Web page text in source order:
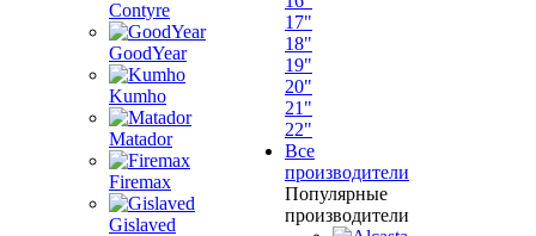
Contyre
GoodYear
Kumho
Matador
Firemax
Gislaved
17"
18"
19"
20"
21"
22"
Все
производители
Популярные
производители